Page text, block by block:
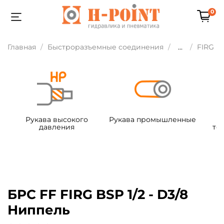
0
Главная Быстроразъемные соединения ... FIRG
Рукава высокого
давления
Рукава промышленные
БРС FF FIRG BSP 1/2 - D3/8
Ниппель